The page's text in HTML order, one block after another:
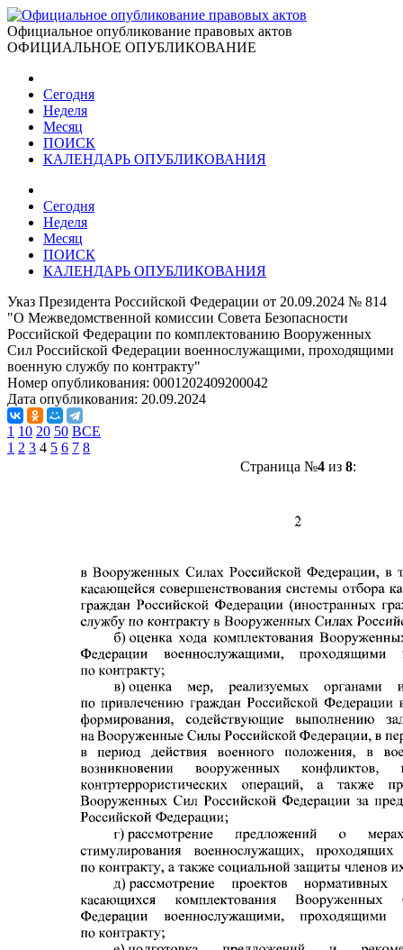
Официальное опубликование правовых актов
ОФИЦИАЛЬНОЕ ОПУБЛИКОВАНИЕ
Сегодня
Неделя
Месяц
ПОИСК
КАЛЕНДАРЬ ОПУБЛИКОВАНИЯ
Сегодня
Неделя
Месяц
ПОИСК
КАЛЕНДАРЬ ОПУБЛИКОВАНИЯ
Указ Президента Российской Федерации от 20.09.2024 № 814
"О Межведомственной комиссии Совета Безопасности
Российской Федерации по комплектованию Вооруженных
Сил Российской Федерации военнослужащими, проходящими
военную службу по контракту"
Номер опубликования: 0001202409200042
Дата опубликования: 20.09.2024
1 10 20 50 ВСЕ
1 2 3 4 5 6 7 8
Страница №4из 8: